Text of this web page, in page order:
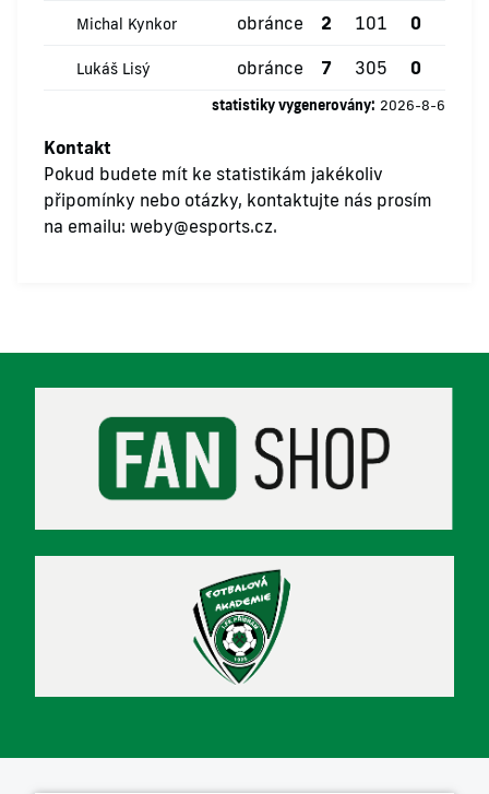
Michal Kynkor obránce 2 101 0
Lukáš Lisý obránce 7 305 0
statistiky vygenerovány: 2026-8-6
Kontakt
Pokud budete mít ke statistikám jakékoliv
připomínky nebo otázky, kontaktujte nás prosím
na emailu: weby@esports.cz.